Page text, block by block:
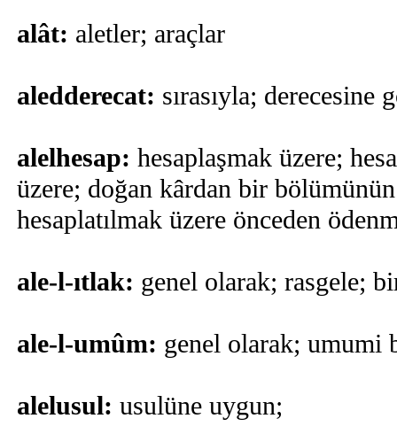
alât: aletler; araçlar
aledderecat: sırasıyla; derecesine
alelhesap: hesaplaşmak üzere;
üzere; doğan kârdan bir
hesaplatılmak üzere önceden
ale-l-ıtlak: genel olarak; rasgele;
ale-l-umûm: genel olarak; umumi
alelusul: usulüne uygun;